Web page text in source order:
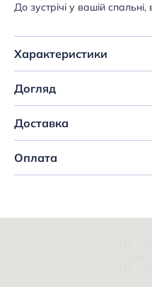
До зустрічі у вашій спальні,
Характеристики
Догляд
Доставка
Оплата